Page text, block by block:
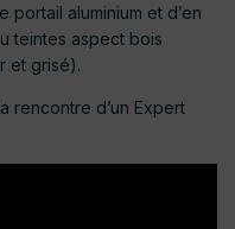
aluminium et d’en
teintes aspect bois
et grisé).
rencontre d’un Expert